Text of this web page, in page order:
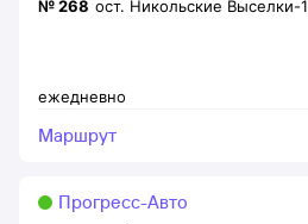
ежедневно
№268 ост. Никольские Выселки-1
Маршрут
Прогресс-Авто